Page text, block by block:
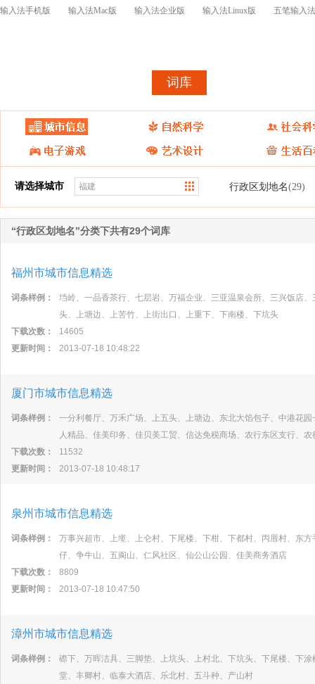
输入法手机版 输入法Mac版 输入法企业版 输入法Linux版 五笔输入法
词库
请选择城市 行政区划地名(29)
“行政区划地名”分类下共有29个词库
福州市城市信息精选
词条样例：
垱岭、一品香茶行、七层岩、万福企业、三亚温泉会所、三兴饭店
头、上塘边、上苦竹、上街出口、上重下、下南楼、下坑头
下载次数：
14605
更新时间：
2013-07-18 10:48:22
厦门市城市信息精选
词条样例：
一分利餐厅、万禾广场、上五头、上塘边、东北大馅包子、中港花
人精品、佳美印务、佳贝美工贸、信达免税商场、农行东区支行、
下载次数：
11532
更新时间：
2013-07-18 10:48:17
泉州市城市信息精选
词条样例：
万事兴超市、上墘、上仑村、下尾楼、下柑、下都村、丙厝村、东
仔、争牛山、五阆山、仁风社区、仙公山公园、佳美商务酒店
下载次数：
8809
更新时间：
2013-07-18 10:47:50
漳州市城市信息精选
词条样例：
磜下、万晖洁具、三脚垫、上坑头、上村北、下坑头、下尾楼、下
堂、丰卿村、临泰大酒店、乐北村、五斗种、产山村